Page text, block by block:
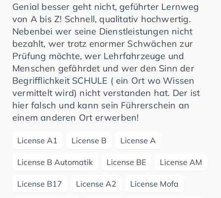
Genial besser geht nicht, geführter Lernweg
von A bis Z! Schnell, qualitativ hochwertig.
Nebenbei wer seine Dienstleistungen nicht
bezahlt, wer trotz enormer Schwächen zur
Prüfung möchte, wer Lehrfahrzeuge und
Menschen gefährdet und wer den Sinn der
Begrifflichkeit SCHULE ( ein Ort wo Wissen
vermittelt wird) nicht verstanden hat. Der ist
hier falsch und kann sein Führerschein an
einem anderen Ort erwerben!
License A1 License B License A
License B Automatik License BE License AM
License B17 License A2 License Mofa